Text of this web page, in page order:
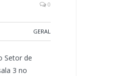
0
GERAL
Setor de
3 no